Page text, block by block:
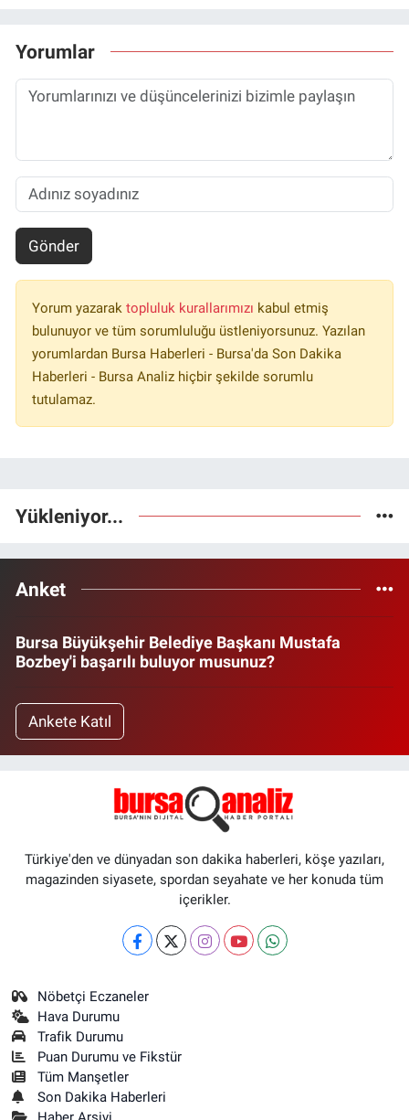
Yorumlar
Gönder
Yorum yazarak topluluk kurallarımızı kabul etmiş
bulunuyor ve tüm sorumluluğu üstleniyorsunuz. Yazılan
yorumlardan Bursa Haberleri - Bursa'da Son Dakika
Haberleri - Bursa Analiz hiçbir şekilde sorumlu
tutulamaz.
Yükleniyor...
Anket
Bursa Büyükşehir Belediye Başkanı Mustafa
Bozbey'i başarılı buluyor musunuz?
Ankete Katıl
Türkiye'den ve dünyadan son dakika haberleri, köşe yazıları,
magazinden siyasete, spordan seyahate ve her konuda tüm
içerikler.
Nöbetçi Eczaneler
Hava Durumu
Trafik Durumu
Puan Durumu ve Fikstür
Tüm Manşetler
Son Dakika Haberleri